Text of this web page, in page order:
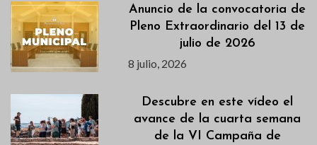
Anuncio de la convocatoria de
Pleno Extraordinario del 13 de
julio de 2026
8 julio, 2026
Descubre en este vídeo el
avance de la cuarta semana
de la VI Campaña de